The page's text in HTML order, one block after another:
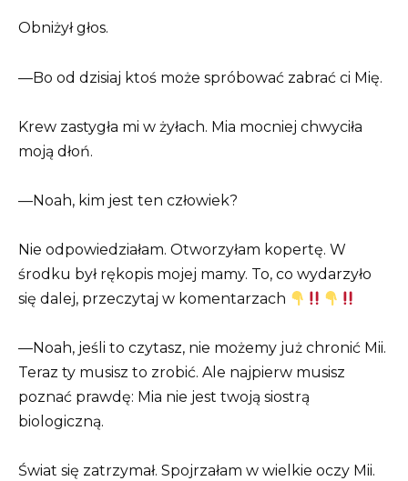
Obniżył głos.
—Bo od dzisiaj ktoś może spróbować zabrać ci Mię.
Krew zastygła mi w żyłach. Mia mocniej chwyciła
moją dłoń.
—Noah, kim jest ten człowiek?
Nie odpowiedziałam. Otworzyłam kopertę. W
środku był rękopis mojej mamy. To, co wydarzyło
się dalej, przeczytaj w komentarzach
—Noah, jeśli to czytasz, nie możemy już chronić Mii.
Teraz ty musisz to zrobić. Ale najpierw musisz
poznać prawdę: Mia nie jest twoją siostrą
biologiczną.
Świat się zatrzymał. Spojrzałam w wielkie oczy Mii.